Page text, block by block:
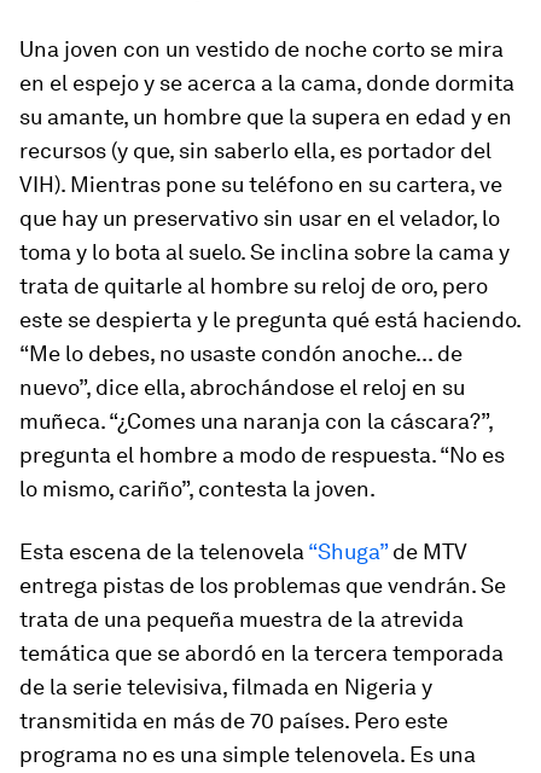
Una joven con un vestido de noche corto se mira
en el espejo y se acerca a la cama, donde dormita
su amante, un hombre que la supera en edad y en
recursos (y que, sin saberlo ella, es portador del
VIH). Mientras pone su teléfono en su cartera, ve
que hay un preservativo sin usar en el velador, lo
toma y lo bota al suelo. Se inclina sobre la cama y
trata de quitarle al hombre su reloj de oro, pero
este se despierta y le pregunta qué está haciendo.
“Me lo debes, no usaste condón anoche... de
nuevo”, dice ella, abrochándose el reloj en su
muñeca. “¿Comes una naranja con la cáscara?”,
pregunta el hombre a modo de respuesta. “No es
lo mismo, cariño”, contesta la joven.
Esta escena de la telenovela “Shuga”de MTV
entrega pistas de los problemas que vendrán. Se
trata de una pequeña muestra de la atrevida
temática que se abordó en la tercera temporada
de la serie televisiva, filmada en Nigeria y
transmitida en más de 70 países. Pero este
programa no es una simple telenovela. Es una